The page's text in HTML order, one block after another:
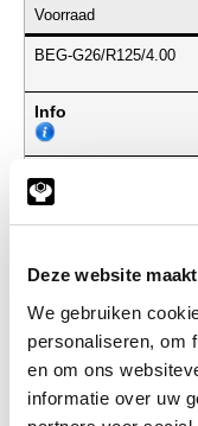
Deze website
We gebruiken
personaliseren, om
en om ons
informatie over uw
Voorraad
BEG-G26/R125/4.00
Info
Gerelateerde
Motorreductor